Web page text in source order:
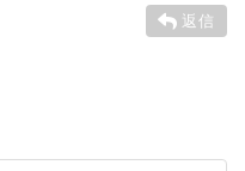
返信